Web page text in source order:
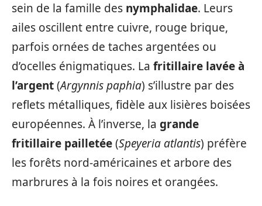
sein de la famille des nymphalidae. Leurs
ailes oscillent entre cuivre, rouge brique,
parfois ornées de taches argentées ou
d’ocelles énigmatiques. La fritillaire lavée à
l’argent(Argynnis paphia) s’illustre par des
reflets métalliques, fidèle aux lisières boisées
européennes. À l’inverse, la grande
fritillaire pailletée(Speyeria atlantis) préfère
les forêts nord-américaines et arbore des
marbrures à la fois noires et orangées.